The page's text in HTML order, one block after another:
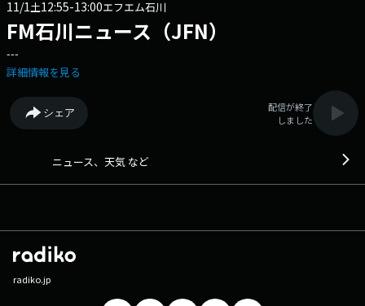
11/1土12:55-13:00エフエム石川
FM石川ニュース（JFN）
---
詳細情報を見る
シェア
配信が終了
しました
ニュース、天気 など
radiko.jp